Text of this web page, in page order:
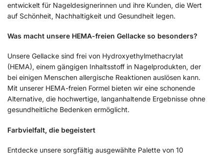
entwickelt für Nageldesignerinnen und ihre Kunden, die Wert
auf Schönheit, Nachhaltigkeit und Gesundheit legen.
Was macht unsere HEMA-freien Gellacke so besonders?
Unsere Gellacke sind frei von Hydroxyethylmethacrylat
(HEMA), einem gängigen Inhaltsstoff in Nagelprodukten, der
bei einigen Menschen allergische Reaktionen auslösen kann.
Mit unserer HEMA-freien Formel bieten wir eine schonende
Alternative, die hochwertige, langanhaltende Ergebnisse ohne
gesundheitliche Bedenken ermöglicht.
Farbvielfalt, die begeistert
Entdecke unsere sorgfältig ausgewählte Palette von 10